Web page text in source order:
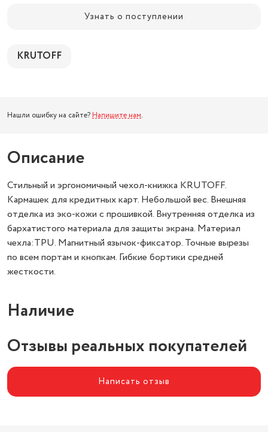
Узнать о поступлении
KRUTOFF
Нашли ошибку на сайте? Напишите нам.
Описание
Стильный и эргономичный чехол-книжка KRUTOFF.
Кармашек для кредитных карт. Небольшой вес. Внешняя
отделка из эко-кожи с прошивкой. Внутренняя отделка из
бархатистого материала для защиты экрана. Материал
чехла:TPU. Магнитный язычок-фиксатор. Точные вырезы
по всем портам и кнопкам. Гибкие бортики средней
жесткости.
Наличие
Отзывы реальных покупателей
Написать отзыв